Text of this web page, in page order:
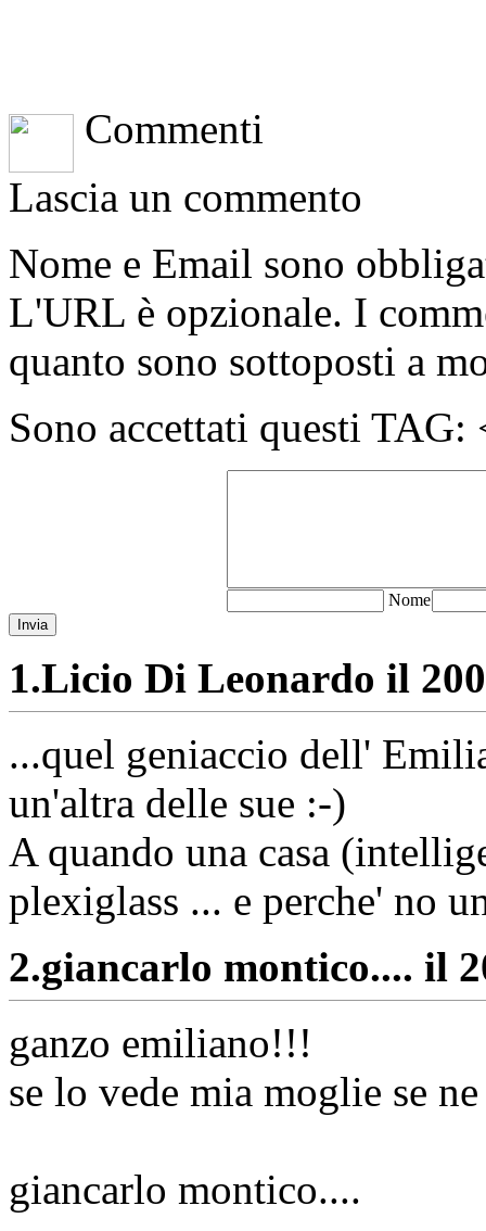
Commenti
Lascia un commento
Nome e Email sono
L'URL è opzionale. I
quanto sono sottoposti a
Sono accettati questi
Nome
Invia
1.Licio Di Leonardo il
...quel geniaccio dell'
un'altra delle sue :-)
A quando una casa
plexiglass ... e perche' no
2.giancarlo montico.... il
ganzo emiliano!!!
se lo vede mia moglie se
giancarlo montico....